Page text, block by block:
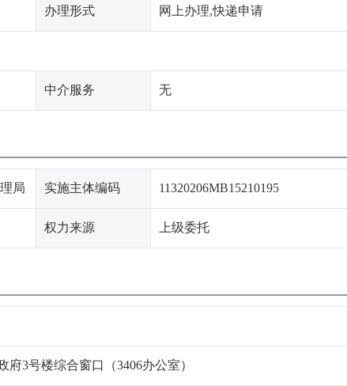
办理形式 网上办理,快递申请
中介服务 无
局 实施主体编码 11320206MB15210195
权力来源 上级委托
3号楼综合窗口（3406办公室）